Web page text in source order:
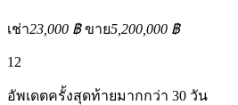
เช่า23,000 ฿ ขาย5,200,000 ฿
12
อัพเดตครั้งสุดท้ายมากกว่า 30 วัน